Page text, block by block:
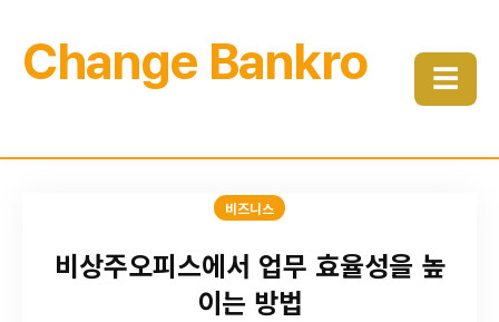
Change Bankro ☰
비즈니스
비상주오피스에서 업무 효율성을 높
이는 방법